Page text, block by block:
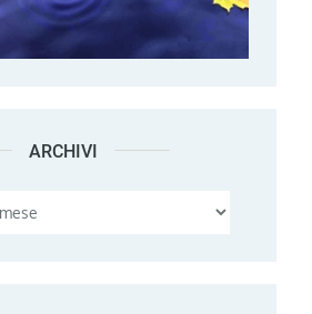
ARCHIVI Archivi